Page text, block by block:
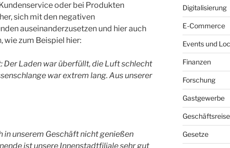
oder bei Produkten
sich mit den negativen
auseinanderzusetzen und hier auch
wie zum Beispiel hier:
Der Laden war überfüllt, die Luft schlecht
war extrem lang. Aus unserer
in unserem Geschäft nicht genießen
ist unsere Innenstadtfiliale sehr gut
Digitalisierung
E-Commerce
Events und
Finanzen
Forschung
Gastgewerbe
Gesetze